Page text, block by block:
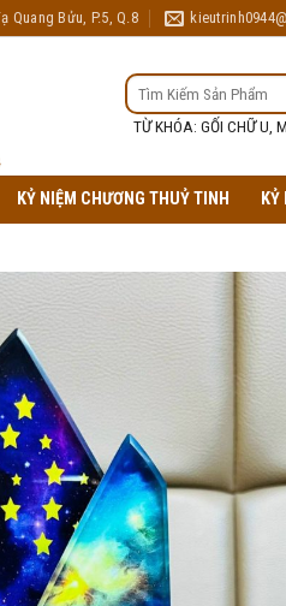
Quang Bửu, P.5, Q.8
TÌM
KIẾM:
TỪ KHÓA: GỐI CHỮ U,
KỶ NIỆM CHƯƠNG THUỶ TINH